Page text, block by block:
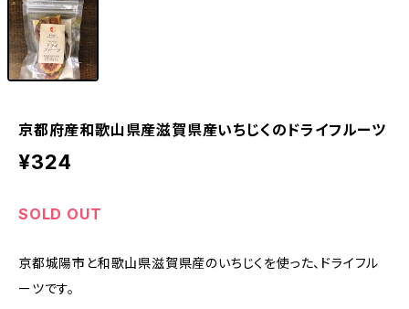
京都府産和歌山県産滋賀県産いちじくのドライフルーツ
¥324
SOLD OUT
京都城陽市と和歌山県滋賀県産のいちじくを使った、ドライフル
ーツです。